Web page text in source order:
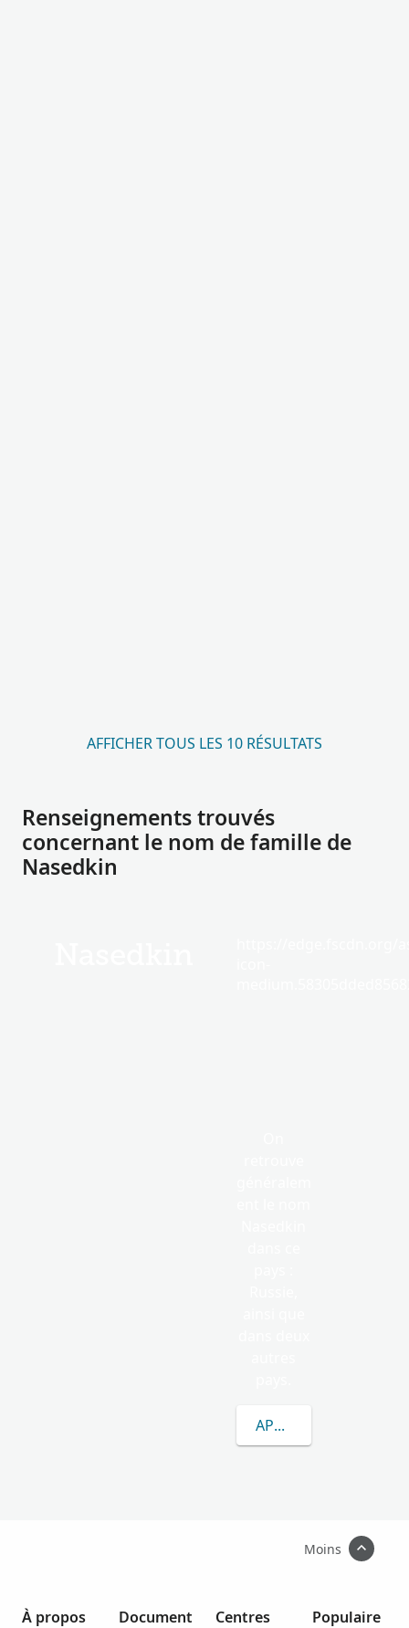
AFFICHER TOUS LES 10 RÉSULTATS
Renseignements trouvés
concernant le nom de famille de
Nasedkin
APPRENEZ-EN
Moins
À propos
Document
Centres
Populaire